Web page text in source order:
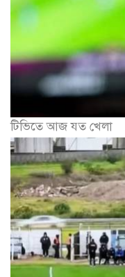
টিভিতে আজ যত খেলা